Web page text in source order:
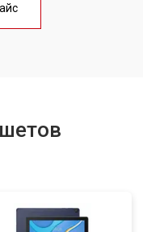
3200 ₽